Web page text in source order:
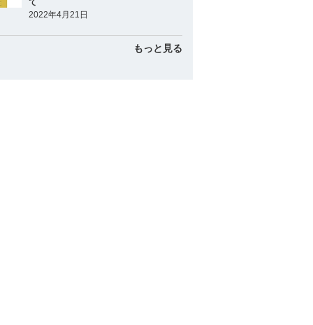
て
2022年4月21日
もっと見る